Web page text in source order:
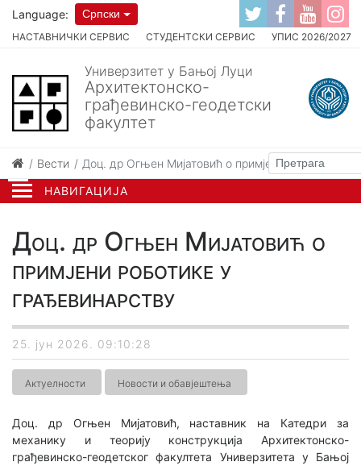
НАВИГАЦИЈА
НАСТАВНИЧКИ СЕРВИС СТУДЕНТСКИ СЕРВИС УПИС 2026/2027
Language: Српски
Универзитет у Бањој Луци
Архитектонско-
грађевинско-геодетски
факултет
Вести Доц. др Огњен Мијатовић о примјени роботике у
Доц. др Огњен Мијатовић о
примјени роботике у
грађевинарству
25. јун 2026. 09:10:28
Актуелности Новости и обавјештења
Доц. др Огњен Мијатовић, наставник на Катедри за
механику и теорију конструкција Архитектонско-
грађевинско-геодетског факултета Универзитета у Бањој